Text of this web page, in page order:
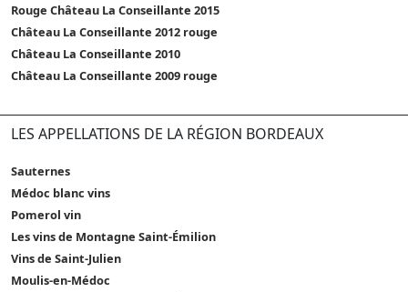
Rouge Château La Conseillante 2015
Château La Conseillante 2012 rouge
Château La Conseillante 2010
Château La Conseillante 2009 rouge
LES APPELLATIONS DE LA RÉGION BORDEAUX
Sauternes
Médoc blanc vins
Pomerol vin
Les vins de Montagne Saint-Émilion
Vins de Saint-Julien
Moulis-en-Médoc